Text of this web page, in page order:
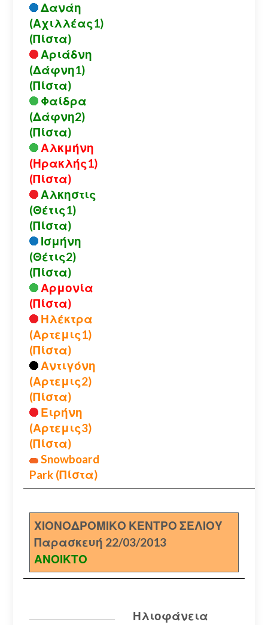
Δανάη
(Αχιλλέας1)
(Πίστα)
Αριάδνη
(Δάφνη1)
(Πίστα)
Φαίδρα
(Δάφνη2)
(Πίστα)
Αλκμήνη
(Ηρακλής1)
(Πίστα)
Αλκηστις
(Θέτις1)
(Πίστα)
Ισμήνη
(Θέτις2)
(Πίστα)
Αρμονία
(Πίστα)
Ηλέκτρα
(Αρτεμις1)
(Πίστα)
Αντιγόνη
(Αρτεμις2)
(Πίστα)
Ειρήνη
(Αρτεμις3)
(Πίστα)
Snowboard
Park (Πίστα)
ΧΙΟΝΟΔΡΟΜΙΚΟ ΚΕΝΤΡΟ ΣΕΛΙΟΥ
Παρασκευή 22/03/2013
ΑΝΟΙΚΤΟ
Ηλιοφάνεια